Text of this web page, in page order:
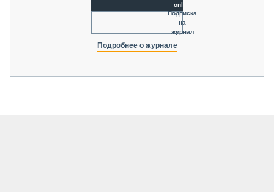
online
Подписка
на
журнал
Подробнее о журнале